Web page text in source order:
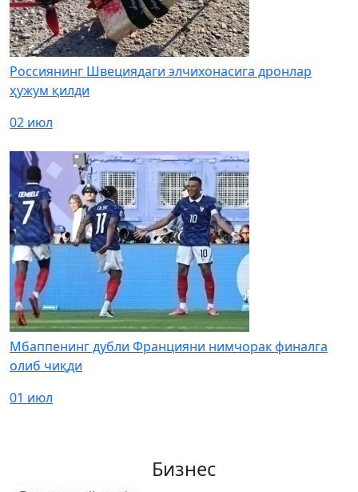
Россиянинг Швециядаги элчихонасига дронлар
ҳужум қилди
02 июл
Мбаппенинг дубли Францияни нимчорак финалга
олиб чиқди
01 июл
Бизнес